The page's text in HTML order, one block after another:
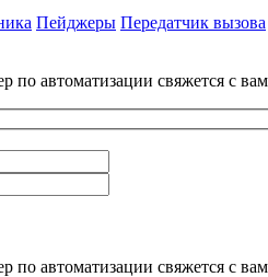
Пейджеры Передатчик вызова
автоматизации свяжется с
автоматизации свяжется с